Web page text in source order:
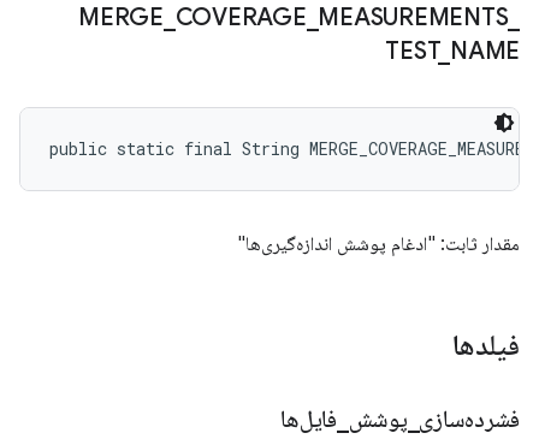
MERGE COVERAGE MEASUREMENTS_
TEST_ NAME
public static final String
مقدار ثابت: "ادغام پوشش اندازه‌گیری‌ها"
فیلدها
فشرده‌سازی پوشش فایل‌ها